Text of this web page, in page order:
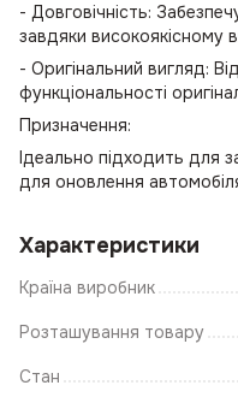
- Довговічність:
завдяки високоякісному
- Оригінальний вигляд:
функціональності
Призначення:
Ідеально підходить для
для оновлення
Характеристики
Країна виробник
Розташування товару
Стан